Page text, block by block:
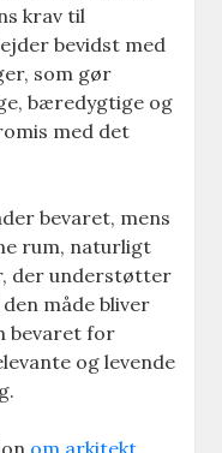
krav til
bevidst med
som gør
bæredygtige og
med det
bevaret, mens
rum, naturligt
der understøtter
måde bliver
bevaret for
og levende
om arkitekt